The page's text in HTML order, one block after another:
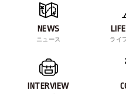
NEWS
ニュース ライ
INTERVIEW